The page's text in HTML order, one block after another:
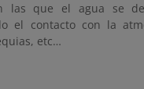
las que el agua se
el contacto con la
etc…